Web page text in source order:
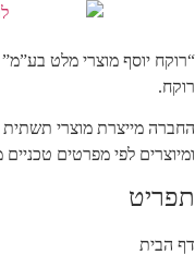
רוקח.
החברה מייצרת מוצרי תשתית
ומיוצרים לפי מפרטים טכניים
תפריט
דף הבית